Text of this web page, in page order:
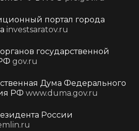
портал города
investsaratov.ru
государственной
gov.ru
Дума Федерального
РФ www.duma.gov.ru
России